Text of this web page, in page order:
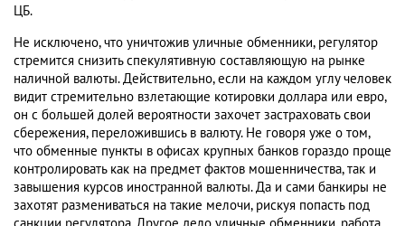
ЦБ.
Не исключено, что уничтожив уличные обменники, регулятор
стремится снизить спекулятивную составляющую на рынке
наличной валюты. Действительно, если на каждом углу человек
видит стремительно взлетающие котировки доллара или евро,
он с большей долей вероятности захочет застраховать свои
сбережения, переложившись в валюту. Не говоря уже о том,
что обменные пункты в офисах крупных банков гораздо проще
контролировать как на предмет фактов мошенничества, так и
завышения курсов иностранной валюты. Да и сами банкиры не
захотят размениваться на такие мелочи, рискуя попасть под